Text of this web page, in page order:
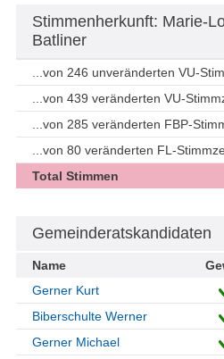
Stimmenherkunft: Marie-
Batliner
...von 246 unveränderten VU-
...von 439 veränderten VU-
...von 285 veränderten FBP-
...von 80 veränderten FL-
Total Stimmen
Gemeinderatskandidaten
Name
Gerner Kurt
Biberschulte Werner
Gerner Michael